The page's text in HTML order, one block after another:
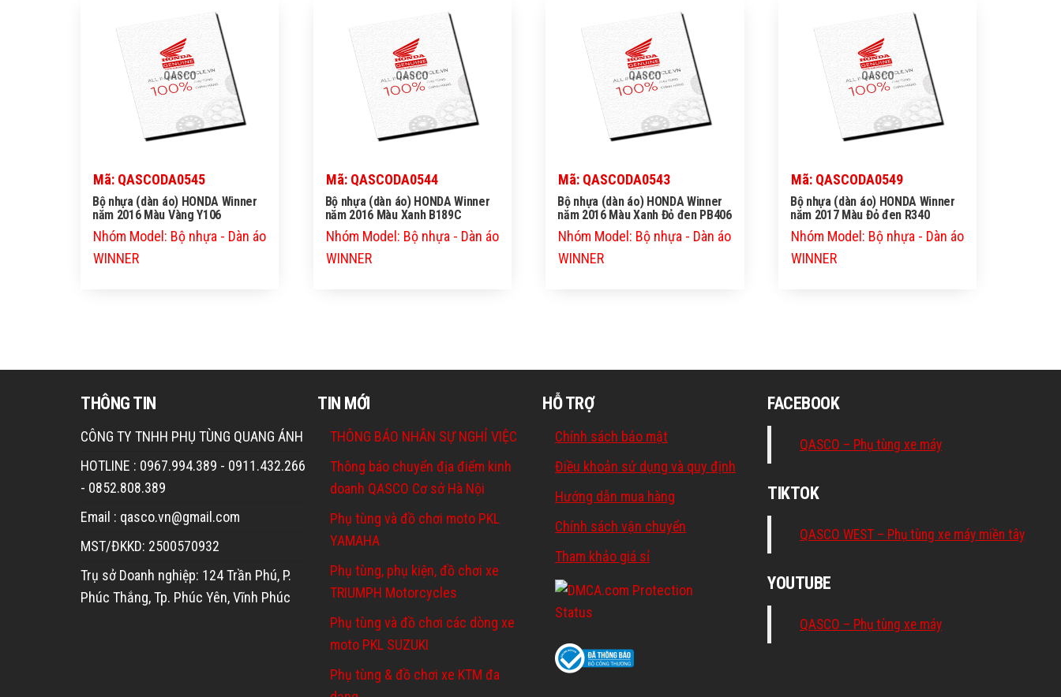
QASCO
Mã: QASCODA0545
Bộ nhựa (dàn áo) HONDA Winner
năm 2016 Màu Vàng Y106
Nhóm Model: Bộ nhựa - Dàn áo
WINNER
QASCO
Mã: QASCODA0544
Bộ nhựa (dàn áo) HONDA Winner
năm 2016 Màu Xanh B189C
Nhóm Model: Bộ nhựa - Dàn áo
WINNER
QASCO
Mã: QASCODA0543
Bộ nhựa (dàn áo) HONDA Winner
năm 2016 Màu Xanh Đỏ đen PB406
Nhóm Model: Bộ nhựa - Dàn áo
WINNER
QASCO
Mã: QASCODA0549
Bộ nhựa (dàn áo) HONDA Winner
năm 2017 Màu Đỏ đen R340
Nhóm Model: Bộ nhựa - Dàn áo
WINNER
THÔNG TIN
CÔNG TY TNHH PHỤ TÙNG QUANG ÁNH
HOTLINE : 0967.994.389 - 0911.432.266
- 0852.808.389
Email : qasco.vn@gmail.com
MST/ĐKKD: 2500570932
Trụ sở Doanh nghiệp: 124 Trần Phú, P.
Phúc Thắng, Tp. Phúc Yên, Vĩnh Phúc
TIN MỚI
THÔNG BÁO NHÂN SỰ NGHỈ VIỆC
Thông báo chuyển địa điểm kinh
doanh QASCO Cơ sở Hà Nội
Phụ tùng và đồ chơi moto PKL
YAMAHA
Phụ tùng, phụ kiện, đồ chơi xe
TRIUMPH Motorcycles
Phụ tùng và đồ chơi các dòng xe
moto PKL SUZUKI
Phụ tùng & đồ chơi xe KTM đa
HỖ TRỢ
Chính sách bảo mật
Điều khoản sử dụng và quy định
Hướng dẫn mua hàng
Chính sách vận chuyển
Tham khảo giá sỉ
FACEBOOK
QASCO – Phụ tùng xe máy
TIKTOK
QASCO WEST – Phụ tùng xe máy miền tây
YOUTUBE
QASCO – Phụ tùng xe máy